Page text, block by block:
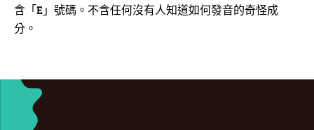
含「E」號碼。不含任何沒有人知道如何發音的奇怪成
分。